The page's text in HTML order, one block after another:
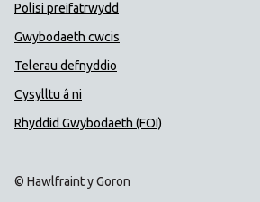
Polisi preifatrwydd
Gwybodaeth cwcis
Telerau defnyddio
Cysylltu â ni
Rhyddid Gwybodaeth (FOI)
© Hawlfraint y Goron